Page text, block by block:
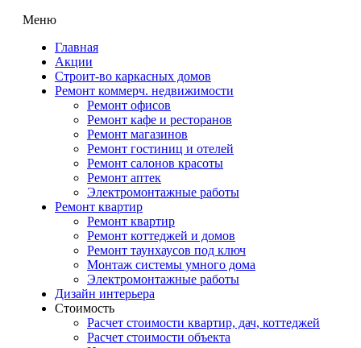
Меню
Главная
Акции
Строит-во каркасных домов
Ремонт коммерч. недвижимости
Ремонт офисов
Ремонт кафе и ресторанов
Ремонт магазинов
Ремонт гостиниц и отелей
Ремонт салонов красоты
Ремонт аптек
Электромонтажные работы
Ремонт квартир
Ремонт квартир
Ремонт коттеджей и домов
Ремонт таунхаусов под ключ
Монтаж системы умного дома
Электромонтажные работы
Дизайн интерьера
Стоимость
Расчет стоимости квартир, дач, коттеджей
Расчет стоимости объекта